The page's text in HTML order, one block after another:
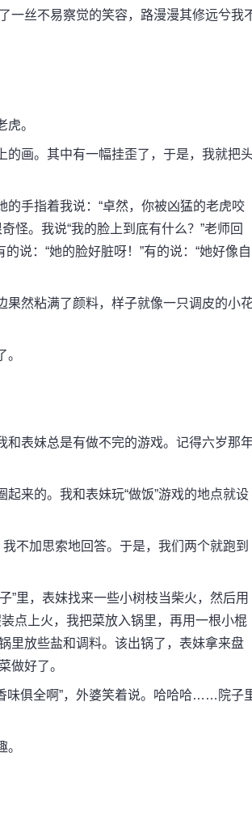
一丝不易察觉的笑容，路漫漫其修远兮我
。
画。其中有一幅挂歪了，于是，我就把
手指着我说：“卓然，你被凶猛的老虎咬
怪。我说“我的脸上到底有什么？”老师回
说：“她的脸好脏呀！”有的说：“她好像自
然粘满了颜料，样子就像一只调皮的小
表妹总是有做不完的游戏。记得六岁那
来的。我和表妹玩“做饭”游戏的地点就设
不加思索地回答。于是，我们两个就跑到
里，表妹找来一些小树枝当柴火，然后用
点上火，我把菜放入锅里，再用一根小棍
里放些盐和调料。该出锅了，表妹拿来盘
做好了。
味俱全啊”，外婆笑着说。哈哈哈……院子